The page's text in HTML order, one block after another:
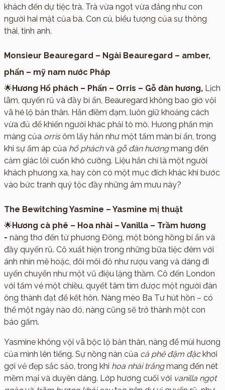
khách đến dự tiệc trà. Trà vừa ngọt vừa đắng như con
người hai mặt của bà. Con cú, biểu tượng của sự thông
thái, tinh anh.
Monsieur Beauregard – Ngài Beauregard – amber,
phấn – mỹ nam nước Pháp
🌟Hương Hổ phách – Phấn – Orris – Gỗ đàn hương, Lịch
lãm, quyến rũ và đầy bí ẩn, Beauregard không bao giờ vội
vã hé lộ bản thân. Hắn điềm đạm, luôn giữ khoảng cách
vừa đủ để khiến người khác phải tò mò. Hương phấn mịn
màng của orrisôm lấy hắn như một tấm màn bí ẩn, trong
khi sự ấm áp của hổ pháchvà gỗ đàn hươngmang đến
cảm giác lôi cuốn khó cưỡng. Liệu hắn chỉ là một người
khách phương xa, hay còn có một mục đích khác khi bước
vào bức tranh quý tộc đầy những âm mưu này?
The Bewitching Yasmine – Yasmine mị thuật
🌟Hương cà phê – Hoa nhài – Vanilla – Trầm hương
- nàng thơ đến từ phương Đông, một bóng hồng bí ẩn và
đầy quyến rũ. Cô xuất hiện trong những bữa tiệc đêm với
ánh nhìn mê hoặc, đôi môi đỏ như rượu vang và dáng đi
uyển chuyển như một vũ điệu lặng thầm. Cô đến London
với tấm vé một chiều, quyết tâm tìm được một người đàn
ông thành đạt để kết hôn. Nàng mèo Ba Tư hút hồn – có
thể một ngày nào đó, nàng cũng sẽ trở thành một con
báo gấm.
Yasmine không vội vã bộc lộ bản thân, nàng để mùi hương
của mình lên tiếng. Sự nồng nàn của cà phê đậm đặckhơi
gợi vẻ đẹp sắc sảo, trong khi hoa nhài trắngmang đến nét
mềm mại và duyên dáng. Lớp hương cuối với vanilla ngọt